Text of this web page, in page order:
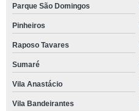
Parque São Domingos
Pinheiros
Raposo Tavares
Sumaré
Vila Anastácio
Vila Bandeirantes